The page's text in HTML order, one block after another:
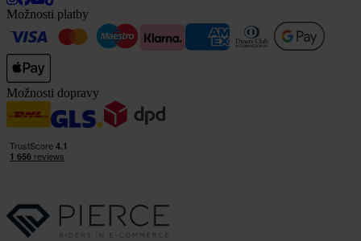
Možnosti platby
Možnosti dopravy